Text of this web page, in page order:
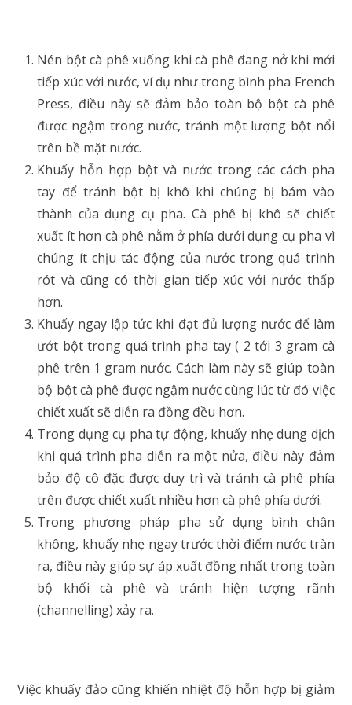
Nén bột cà phê xuống khi cà phê đang nở khi mới
tiếp xúc với nước, ví dụ như trong bình pha French
Press, điều này sẽ đảm bảo toàn bộ bột cà phê
được ngậm trong nước, tránh một lượng bột nổi
trên bề mặt nước.
Khuấy hỗn hợp bột và nước trong các cách pha
tay để tránh bột bị khô khi chúng bị bám vào
thành của dụng cụ pha. Cà phê bị khô sẽ chiết
xuất ít hơn cà phê nằm ở phía dưới dụng cụ pha vì
chúng ít chịu tác động của nước trong quá trình
rót và cũng có thời gian tiếp xúc với nước thấp
hơn.
Khuấy ngay lập tức khi đạt đủ lượng nước để làm
ướt bột trong quá trình pha tay ( 2 tới 3 gram cà
phê trên 1 gram nước. Cách làm này sẽ giúp toàn
bộ bột cà phê được ngậm nước cùng lúc từ đó việc
chiết xuất sẽ diễn ra đồng đều hơn.
Trong dụng cụ pha tự động, khuấy nhẹ dung dịch
khi quá trình pha diễn ra một nửa, điều này đảm
bảo độ cô đặc được duy trì và tránh cà phê phía
trên được chiết xuất nhiều hơn cà phê phía dưới.
Trong phương pháp pha sử dụng bình chân
không, khuấy nhẹ ngay trước thời điểm nước tràn
ra, điều này giúp sự áp xuất đồng nhất trong toàn
bộ khối cà phê và tránh hiện tượng rãnh
(channelling) xảy ra.
Việc khuấy đảo cũng khiến nhiệt độ hỗn hợp bị giảm